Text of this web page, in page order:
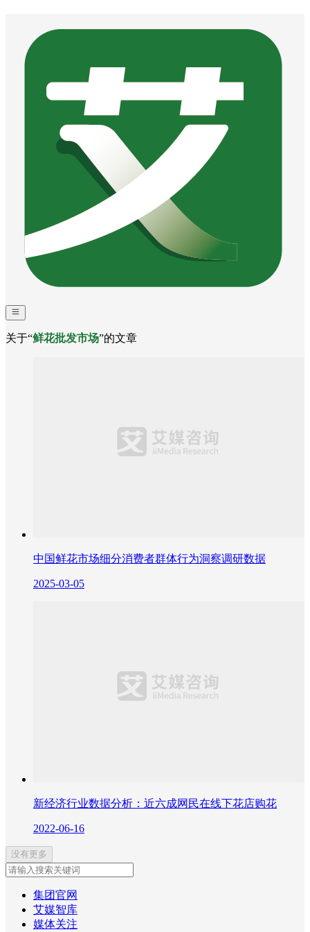
关于“鲜花批发市场”的文章
中国鲜花市场细分消费者群体行为洞察调研数据
2025-03-05
新经济行业数据分析：近六成网民在线下花店购花
2022-06-16
没有更多
集团官网
艾媒智库
媒体关注